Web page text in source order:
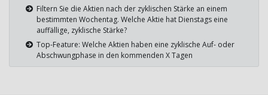
Filtern Sie die Aktien nach der zyklischen Stärke an einem
bestimmten Wochentag. Welche Aktie hat Dienstags eine
auffällige, zyklische Stärke?
Top-Feature: Welche Aktien haben eine zyklische Auf- oder
Abschwungphase in den kommenden X Tagen